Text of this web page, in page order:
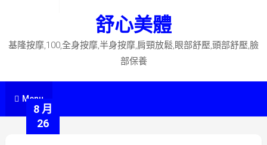
舒心美體
基隆按摩,100,全身按摩,半身按摩,肩頸放鬆,眼部舒壓,頭部舒壓,臉
部保養
Menu
8 月
26